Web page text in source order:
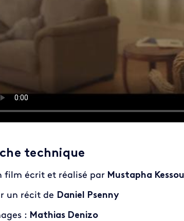
technique
film écrit et réalisé parMustapha
un récit de Daniel Psenny
: Mathias Denizo